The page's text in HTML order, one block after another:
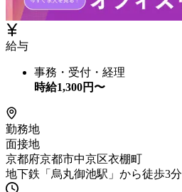
給与
事務・受付・経理
時給1,300円〜
勤務地
面接地
京都府京都市中京区衣棚町
地下鉄「烏丸御池駅」から徒歩3分